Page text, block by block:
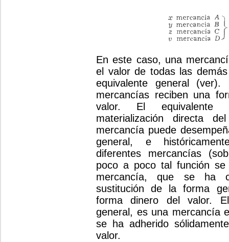
En este caso, una
el valor de todas las
equivalente general
mercancías reciben una
valor. El equivalente
materialización directa
mercancía puede
general, e
diferentes mercancías
poco a poco tal función
mercancía, que se ha
sustitución de la forma
forma dinero del valor.
general, es una mercancía
se ha adherido
valor.